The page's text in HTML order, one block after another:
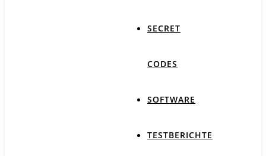
SECRET
CODES
SOFTWARE
TESTBERICHTE